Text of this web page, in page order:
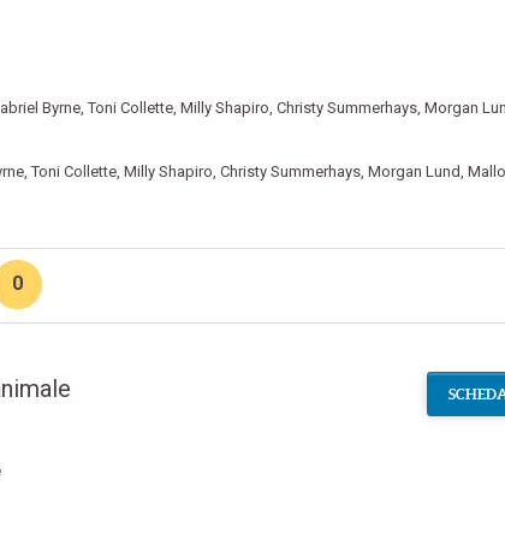
Byrne,Toni Collette, Milly Shapiro, Christy Summerhays, Morgan
,Toni Collette, Milly Shapiro, Christy Summerhays, Morgan Lund,
0